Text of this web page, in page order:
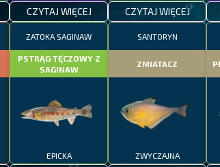
CZYTAJ WIĘCEJ CZYTAJ WIĘCEJ
ZATOKA SAGINAW
PSTRĄG TĘCZOWY Z
SAGINAW
EPICKA
SANTORYN
ZMIATACZ
ZWYCZAJNA